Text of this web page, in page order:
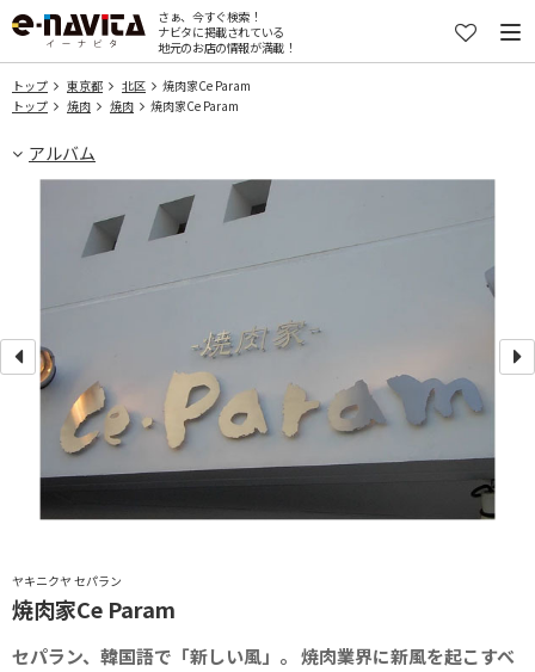
さぁ、今すぐ検索！
ナビタに掲載されている
地元のお店の情報が満載！
トップ 東京都 北区
焼肉家Ce Param
トップ
焼肉 焼肉 焼肉家Ce Param
アルバム
ヤキニクヤ セパラン
焼肉家Ce Param
セパラン、韓国語で「新しい風」。 焼肉業界に新風を起こすべ